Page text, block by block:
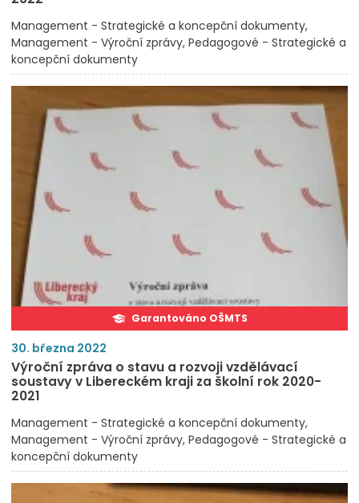
Management - Strategické a koncepční dokumenty
Management - Výroční zprávy Pedagogové - Strategické a
koncepční dokumenty
Garantováno OŠMTS
30. března 2022
Výroční zpráva o stavu a rozvoji vzdělávací
soustavy v Libereckém kraji za školní rok 2020-
2021
Management - Strategické a koncepční dokumenty
Management - Výroční zprávy Pedagogové - Strategické a
koncepční dokumenty